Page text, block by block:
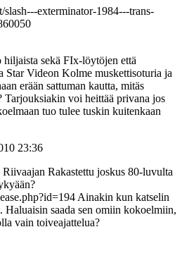
exterminator-1984---trans-
sekä FIx-löytöjen että
Star Videon Kolme muskettisoturia ja
erään sattuman kautta, mitäs
Tarjouksiakin voi heittää privana jos
tuo tulee tuskin kuitenkaan
23:36
Rakastettu joskus 80-luvulta
Ainakin kun katselin
saada sen omiin kokoelmiin,
vain toiveajattelua?